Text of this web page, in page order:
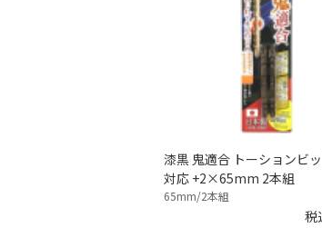
漆黒 鬼適合 トーションビ
対応 +2×65mm 2本組
65mm/2本組
税